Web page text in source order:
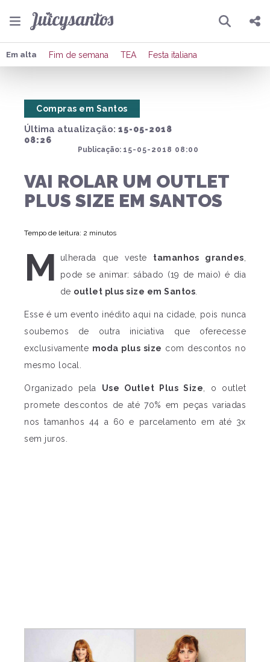
Pesquisar
Compartilhar
Em alta Fim de semana TEA Festa italiana
Última atualização: 15-05-2018
08:26
Publicação: 15-05-2018 08:00
Compras em Santos
VAI ROLAR UM OUTLET
PLUS SIZE EM SANTOS
Tempo de leitura: 2 minutos
M ulherada que veste tamanhos grandes
pode se animar: sábado (19 de maio) é dia
de outlet plus size em Santos
Esse é um evento inédito aqui na cidade, pois nunca
soubemos de outra iniciativa que oferecesse
exclusivamente moda plus size com descontos no
mesmo local.
Organizado pela Use Outlet Plus Size , o outlet
promete descontos de até 70% em peças variadas
nos tamanhos 44 a 60 e parcelamento em até 3x
sem juros.